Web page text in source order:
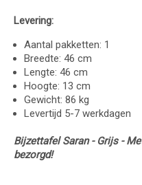
Levering:
Aantal pakketten: 1
Breedte: 46 cm
Lengte: 46 cm
Hoogte: 13 cm
Gewicht: 86 kg
Levertijd 5-7 werkdagen
Bijzettafel Saran - Grijs -
bezorgd!